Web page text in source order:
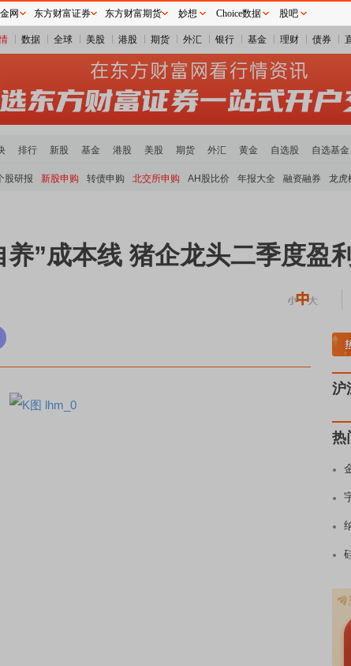
数据 全球 美股 港股 期货 外汇 银行 基金 理财 债券
排行 新股 基金 港股 美股 期货 外汇 黄金 自选股 自选基金
股研报 新股申购 转债申购 北交所申购 AH股比价 年报大全 融资融券 龙虎
”成本线 猪企龙头二季度盈
主
沪
热
网 东方财富证券 东方财富期货 妙想 Choice数据 股吧